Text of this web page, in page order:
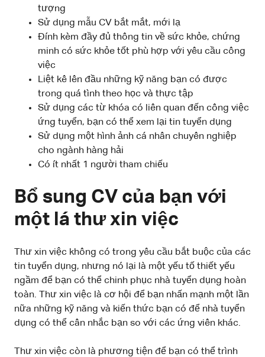
tượng
Sử dụng mẫu CV bắt mắt, mới lạ
Đính kèm đầy đủ thông tin về sức khỏe, chứng
minh có sức khỏe tốt phù hợp với yêu cầu công
việc
Liệt kê lên đầu những kỹ năng bạn có được
trong quá tình theo học và thực tập
Sử dụng các từ khóa có liên quan đến công việc
ứng tuyển, bạn có thể xem lại tin tuyển dụng
Sử dụng một hình ảnh cá nhân chuyên nghiệp
cho ngành hàng hải
Có ít nhất 1 người tham chiếu
Bổ sung CV của bạn với
một lá thư xin việc
Thư xin việc không có trong yêu cầu bắt buộc của các
tin tuyển dụng, nhưng nó lại là một yếu tố thiết yếu
ngầm để bạn có thể chinh phục nhà tuyển dụng hoàn
toàn. Thư xin việc là cơ hội để bạn nhấn mạnh một lần
nữa những kỹ năng và kiến thức bạn có để nhà tuyển
dụng có thể cân nhắc bạn so với các ứng viên khác.
Thư xin việc còn là phương tiện để bạn có thể trình